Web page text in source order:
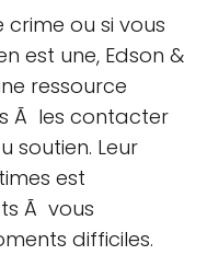
crime ou si vous
est une, Edson &
ressource
Ã les contacter
soutien. Leur
est
Ã vous
difficiles.